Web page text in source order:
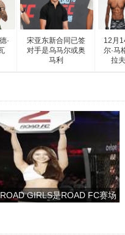
·
宋亚东新合同已签
对手是乌马尔或奥
马利
12月
尔·马
拉
ROAD GIRLS是ROAD FC赛场